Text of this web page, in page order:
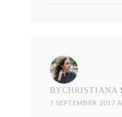
BYCHRISTIANA
7 SEPTEMBER 2017